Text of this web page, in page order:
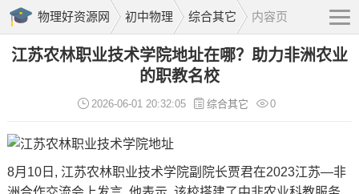
物理好资源网 初中物理 综合其它 内容页
江苏农林职业技术学院地址在哪？助力非洲农业
的职教名校
2026-06-01 20:32:05 综合其它 0
8月10日, 江苏农林职业技术学院副院长贾君在2023江苏—非